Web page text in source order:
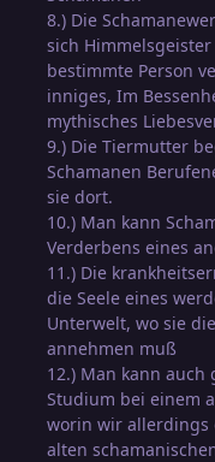
8.) Die
sich
bestimmte Person
inniges, Im
mythisches
9.) Die Tiermutter
Schamanen
sie dort.
10.) Man kann
Verderbens eines
11.) Die
die Seele eines
Unterwelt, wo sie
annehmen muß
12.) Man kann
Studium bei einem
worin wir allerdings
alten